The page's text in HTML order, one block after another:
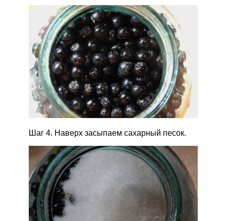
Шаг 4. Наверх засыпаем сахарный песок.